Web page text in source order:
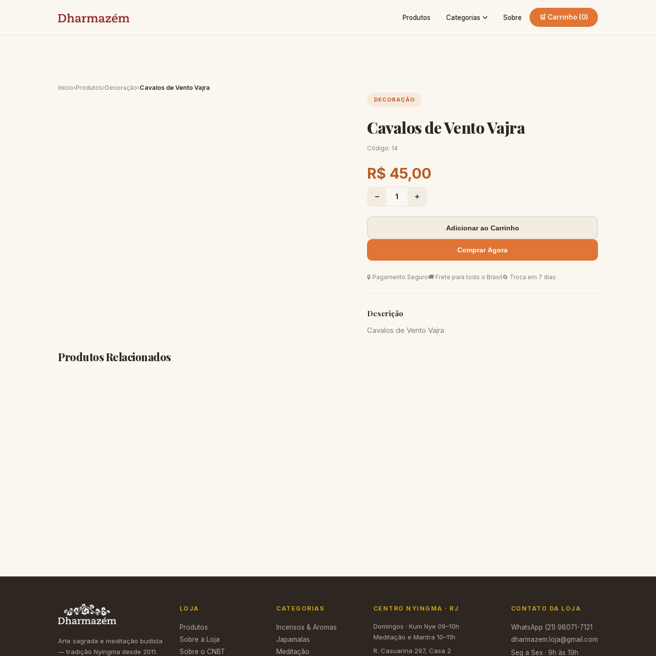
Produtos Categorias Sobre 🛒 Carrinho (0)
Início›Produtos›Decoração›Cavalos de Vento Vajra
DECORAÇÃO
Cavalos de Vento Vajra
Código: 14
R$ 45,00
− 1 +
Adicionar ao Carrinho
Comprar Agora
🔒 Pagamento Seguro🚚 Frete para todo o Brasil🔄 Troca em 7 dias
Descrição
Cavalos de Vento Vajra
Produtos Relacionados
Arte sagrada e meditação budista
— tradição Nyingma desde 2011.
LOJA
Produtos
Sobre a Loja
Sobre o CNBT
CATEGORIAS
Incensos & Aromas
Japamalas
Meditação
CENTRO NYINGMA · RJ
Domingos · Kum Nye 09–10h
Meditação e Mantra 10–11h
R. Casuarina 297, Casa 2
CONTATO DA LOJA
WhatsApp (21) 98071-7121
dharmazem.loja@gmail.com
Seg a Sex · 9h às 19h